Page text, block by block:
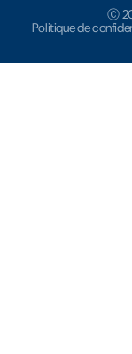
Ⓒ
Politique de